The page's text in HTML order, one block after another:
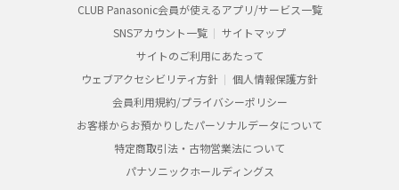
CLUB Panasonic会員が使えるアプリ/サービス一覧
SNSアカウント一覧
サイトマップ
サイトのご利用にあたって
ウェブアクセシビリティ方針
個人情報保護方針
会員利用規約/プライバシーポリシー
お客様からお預かりしたパーソナルデータについて
特定商取引法・古物営業法について
パナソニックホールディングス